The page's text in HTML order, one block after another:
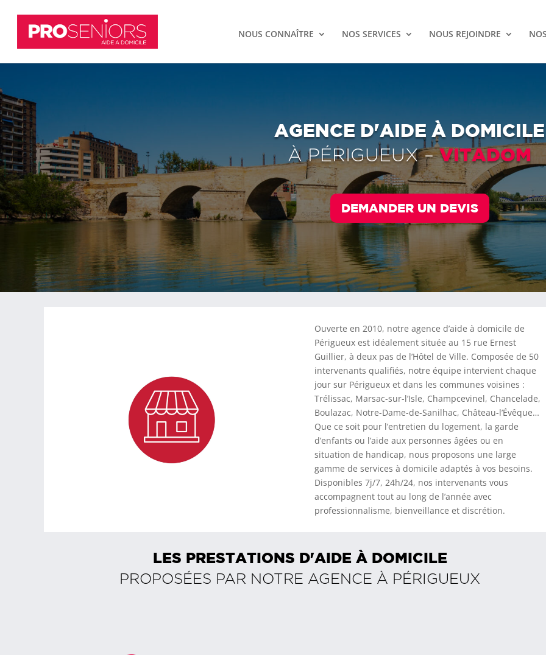
NOUS CONNAÎTRE NOS SERVICES NOUS REJOINDRE
AGENCE D'AIDE À DOMICILE
ÀPÉRIGUEUX–VITADOM
DEMANDER UN DEVIS
Ouverte en 2010, notre agence d’aide à domicile de
Périgueux est idéalement située au 15 rue Ernest
Guillier, à deux pas de l’Hôtel de Ville. Composée de 50
intervenants qualifiés, notre équipe intervient chaque
jour sur Périgueux et dans les communes voisines :
Trélissac, Marsac-sur-l’Isle, Champcevinel, Chancelade,
Boulazac, Notre-Dame-de-Sanilhac, Château-l’Évêque…
Que ce soit pour l’entretien du logement, la garde
d’enfants ou l’aide aux personnes âgées ou en
situation de handicap, nous proposons une large
gamme de services à domicile adaptés à vos besoins.
Disponibles 7j/7, 24h/24, nos intervenants vous
accompagnent tout au long de l’année avec
professionnalisme, bienveillance et discrétion.
LES PRESTATIONS D'AIDE À DOMICILE
PROPOSÉES PAR NOTRE AGENCE À PÉRIGUEUX